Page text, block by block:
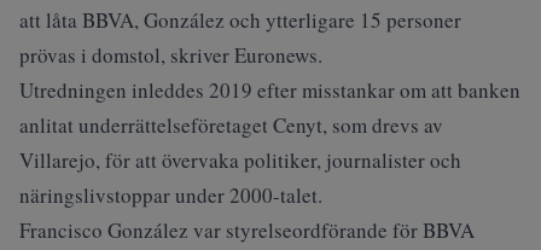
att låta BBVA, González och ytterligare 15 personer
prövas i domstol, skriverEuronews.
Utredningen inleddes 2019 efter misstankar om att banken
anlitat underrättelseföretaget Cenyt, som drevs av
Villarejo, för att övervaka politiker, journalister och
näringslivstoppar under 2000-talet.
Francisco González var styrelseordförande för BBVA